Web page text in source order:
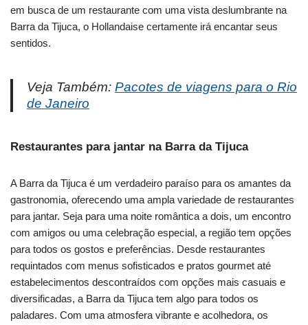
em busca de um restaurante com uma vista deslumbrante na
Barra da Tijuca, o Hollandaise certamente irá encantar seus
sentidos.
Veja Também: Pacotes de viagens para o Rio
de Janeiro
Restaurantes para jantar na Barra da Tijuca
A Barra da Tijuca é um verdadeiro paraíso para os amantes da
gastronomia, oferecendo uma ampla variedade de restaurantes
para jantar. Seja para uma noite romântica a dois, um encontro
com amigos ou uma celebração especial, a região tem opções
para todos os gostos e preferências. Desde restaurantes
requintados com menus sofisticados e pratos gourmet até
estabelecimentos descontraídos com opções mais casuais e
diversificadas, a Barra da Tijuca tem algo para todos os
paladares. Com uma atmosfera vibrante e acolhedora, os